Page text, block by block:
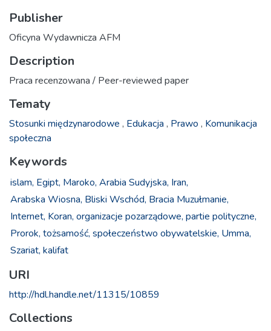
Publisher
Oficyna Wydawnicza AFM
Description
Praca recenzowana / Peer-reviewed paper
Tematy
Stosunki międzynarodowe , Edukacja , Prawo , Komunikacja
społeczna
Keywords
islam, Egipt, Maroko, Arabia Sudyjska, Iran,
Arabska Wiosna, Bliski Wschód, Bracia Muzułmanie,
Internet, Koran, organizacje pozarządowe, partie polityczne,
Prorok, tożsamość, społeczeństwo obywatelskie, Umma,
Szariat, kalifat
URI
http://hdl.handle.net/11315/10859
Collections